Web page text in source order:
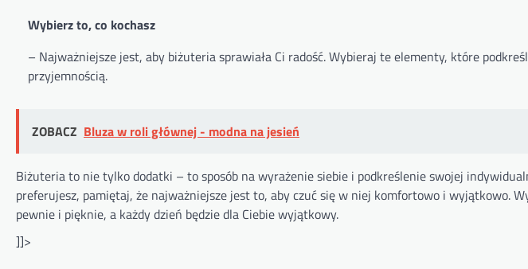
Wybierz to, co kochasz
– Najważniejsze jest, aby biżuteria sprawiała Ci radość. Wybieraj te elementy, które
przyjemnością.
ZOBACZ Bluza w roli głównej - modna na jesień
Biżuteria to nie tylko dodatki – to sposób na wyrażenie siebie i podkreślenie swojej
preferujesz, pamiętaj, że najważniejsze jest to, aby czuć się w niej komfortowo i wyjątkowo.
pewnie i pięknie, a każdy dzień będzie dla Ciebie wyjątkowy.
]]>